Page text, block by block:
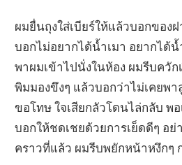
ผมยื่นถุงใส่เบียร์ให้แล้วบอกของ
บอกไม่อยากได้น้ำเมา อยากได้
พาผมเข้าไปนั่งในห้อง ผมรีบควัก
พิมมองขึงๆ แล้วบอกว่าไม่เคยพ
ขอโทษ ใจเสียกลัวโดนไล่กลับ พ
บอกให้ชดเชยด้วยการเย็ดดีๆ อ
คราวที่แล้ว ผมรีบพยักหน้าหงึกๆ